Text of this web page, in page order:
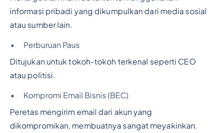
informasi pribadi yang dikumpulkan dari media sosial
atau sumber lain.
Perburuan Paus
Ditujukan untuk tokoh-tokoh terkenal seperti CEO
atau politisi.
Kompromi Email Bisnis (BEC)
Peretas mengirim email dari akun yang
dikompromikan, membuatnya sangat meyakinkan.